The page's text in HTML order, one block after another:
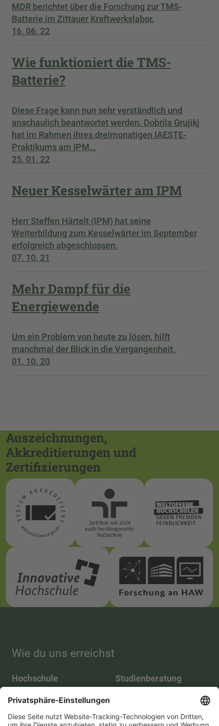
MDR berichtet über die Forschung zur TMS-
Batterie im Zittauer Kraftwerkslabor.
16. 06. 22
Wie funktioniert die TMS-
Batterie?
Diese Frage kann nun sehr verständlich und
anschaulich beantwortet werden. Dobrila Grujikj
hat im Rahmen ihres dreimonatigen IAESTE-
Praktikums am IPM…
25. 01. 22
Neuer Kesselwärter am IPM
Herr Steffen Härtelt (IPM) hat seine
Weiterbildung zum Kesselwärter im September
erfolgreich abgeschlossen.
07. 10. 21
Mehr Dampf für die
Energiewende
Um ein Problem von heute zu lösen, hilft
manchmal der Blick in die Vergangenheit.
01. 10. 20
Auszeichnungen,
Akkreditierungen und
Zertifizierungen
Wie du uns erreichst
Hochschule
Telefon:+49 3583 612-
0
Studienberatung
WhatsApp:+49 173